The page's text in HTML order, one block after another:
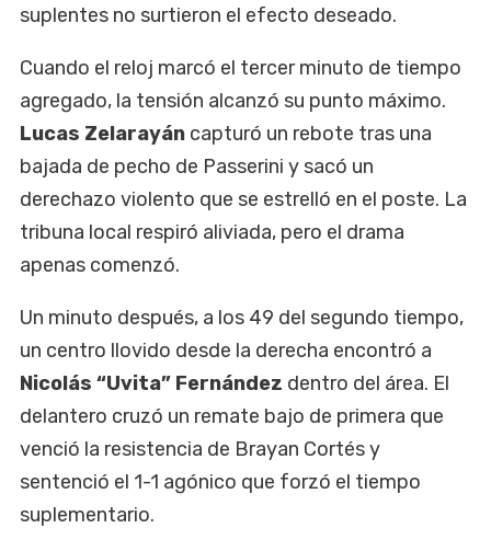
suplentes no surtieron el efecto deseado.
Cuando el reloj marcó el tercer minuto de tiempo
agregado, la tensión alcanzó su punto máximo.
Lucas Zelarayán capturó un rebote tras una
bajada de pecho de Passerini y sacó un
derechazo violento que se estrelló en el poste. La
tribuna local respiró aliviada, pero el drama
apenas comenzó.
Un minuto después, a los 49 del segundo tiempo,
un centro llovido desde la derecha encontró a
Nicolás “Uvita” Fernández dentro del área. El
delantero cruzó un remate bajo de primera que
venció la resistencia de Brayan Cortés y
sentenció el 1-1 agónico que forzó el tiempo
suplementario.